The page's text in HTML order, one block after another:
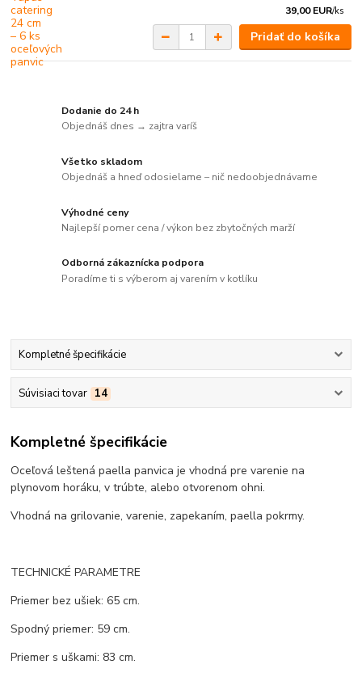
39,00 EUR/ks
Pridať do košíka
Dodanie do 24 h
Objednáš dnes → zajtra varíš
Všetko skladom
Objednáš a hneď odosielame – nič nedoobjednávame
Výhodné ceny
Najlepší pomer cena / výkon bez zbytočných marží
Odborná zákaznícka podpora
Poradíme ti s výberom aj varením v kotlíku
Kompletné špecifikácie
Súvisiaci tovar 14
Kompletné špecifikácie
Oceľová leštená paella panvica je vhodná pre varenie na
plynovom horáku, v trúbte, alebo otvorenom ohni.
Vhodná na grilovanie, varenie, zapekaním, paella pokrmy.
TECHNICKÉ PARAMETRE
Priemer bez ušiek: 65 cm.
Spodný priemer: 59 cm.
Priemer s uškami: 83 cm.